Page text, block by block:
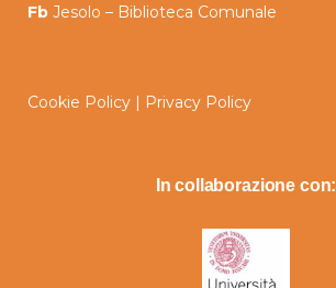
Fb Jesolo – Biblioteca Comunale
Cookie Policy | Privacy Policy
In collaborazione con: